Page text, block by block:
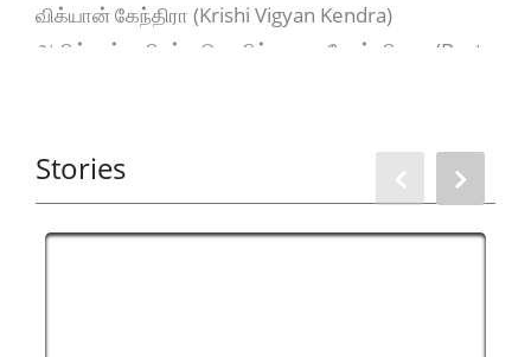
விக்யான் கேந்திரா (Krishi Vigyan Kendra)
அளித்துள்ள சிறந்த தொழில் முனைவோர் விருது (Best
திரு. முருகேசன் தயாரித்துள்ள தானியங்கி
இயந்திரத்தின் நெகிழ்வுத்தன்மை (Flexibility)
காரணமாக பெருமளவில் அவருடைய நிறுவனத்தில்
Stories